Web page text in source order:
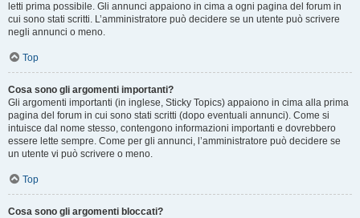
letti prima possibile. Gli annunci appaiono in cima a ogni pagina del forum in
cui sono stati scritti. L’amministratore può decidere se un utente può scrivere
negli annunci o meno.
Top
Cosa sono gli argomenti importanti?
Gli argomenti importanti (in inglese, Sticky Topics) appaiono in cima alla prima
pagina del forum in cui sono stati scritti (dopo eventuali annunci). Come si
intuisce dal nome stesso, contengono informazioni importanti e dovrebbero
essere lette sempre. Come per gli annunci, l’amministratore può decidere se
un utente vi può scrivere o meno.
Top
Cosa sono gli argomenti bloccati?